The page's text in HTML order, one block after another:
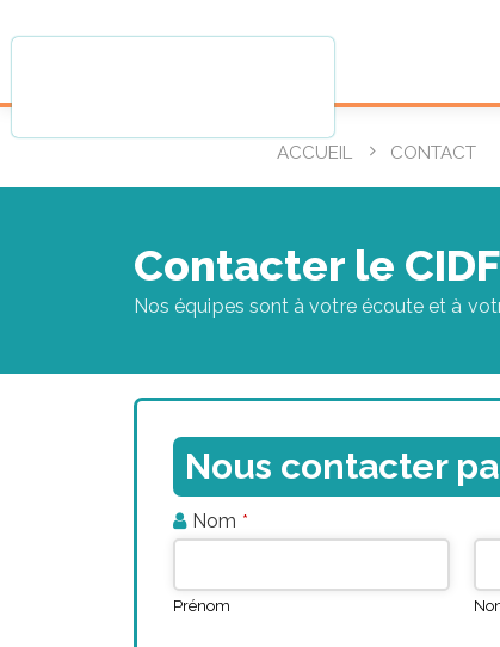
ACCUEIL CONTACT
Contacter le
Nos équipes sont à votre écoute et à
Nous contacter
Nom *
Prénom